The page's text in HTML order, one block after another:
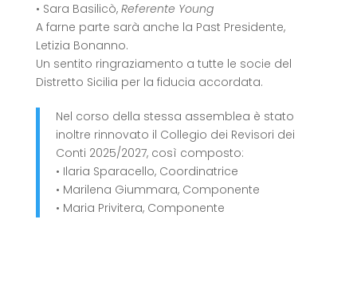
• Sara Basilicò, Referente Young
A farne parte sarà anche la Past Presidente,
Letizia Bonanno.
Un sentito ringraziamento a tutte le socie del
Distretto Sicilia per la fiducia accordata.
Nel corso della stessa assemblea è stato
inoltre rinnovato il Collegio dei Revisori dei
Conti 2025/2027, così composto:
• Ilaria Sparacello, Coordinatrice
• Marilena Giummara, Componente
• Maria Privitera, Componente